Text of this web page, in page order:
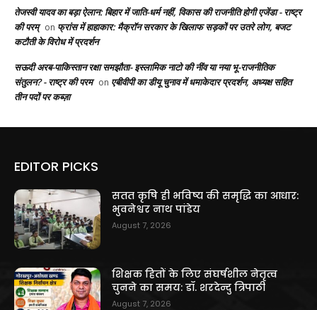
तेजस्वी यादव का बड़ा ऐलान: बिहार में जाति-धर्म नहीं, विकास की राजनीति होगी एजेंडा - राष्ट्र
की परम् on फ्रांस में हाहाकार: मैक्रॉन सरकार के खिलाफ सड़कों पर उतरे लोग, बजट
कटौती के विरोध में प्रदर्शन
सऊदी अरब-पाकिस्तान रक्षा समझौता- इस्लामिक नाटो की नींव या नया भू-राजनीतिक
संतुलन? - राष्ट्र की परम on एबीवीपी का डीयू चुनाव में धमाकेदार प्रदर्शन, अध्यक्ष सहित
तीन पदों पर कब्ज़ा
EDITOR PICKS
सतत कृषि ही भविष्य की समृद्धि का आधार:
भुवनेश्वर नाथ पांडेय
August 7, 2026
शिक्षक हितों के लिए संघर्षशील नेतृत्व
चुनने का समय: डॉ. शरदेन्दु त्रिपाठी
August 7, 2026